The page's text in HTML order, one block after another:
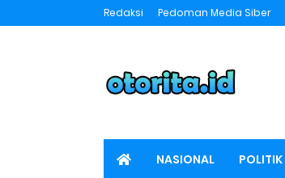
Redaksi Pedoman Media Siber
NASIONAL POLITIK